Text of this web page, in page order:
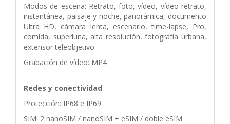
Modos de escena: Retrato, foto, vídeo, vídeo retrato,
instantánea, paisaje y noche, panorámica, documento
Ultra HD, cámara lenta, escenario, time-lapse, Pro,
comida, superluna, alta resolución, fotografía urbana,
extensor teleobjetivo
Grabación de vídeo: MP4
Redes y conectividad
Protección: IP68 e IP69
SIM: 2 nanoSIM / nanoSIM + eSIM / doble eSIM